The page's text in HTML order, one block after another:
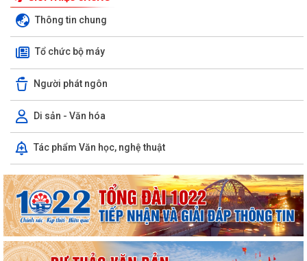
Thông tin chung
Tổ chức bộ máy
Người phát ngôn
Di sản - Văn hóa
Tác phẩm Văn học, nghệ thuật